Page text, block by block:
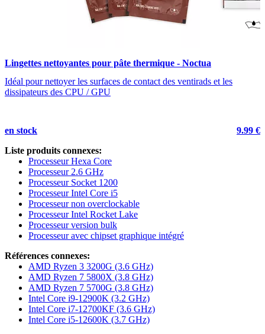
Lingettes nettoyantes pour pâte thermique - Noctua
Idéal pour nettoyer les surfaces de contact des ventirads et les
dissipateurs des CPU / GPU
en stock 9.99 €
Liste produits connexes:
Processeur Hexa Core
Processeur 2.6 GHz
Processeur Socket 1200
Processeur Intel Core i5
Processeur non overclockable
Processeur Intel Rocket Lake
Processeur version bulk
Processeur avec chipset graphique intégré
Références connexes:
AMD Ryzen 3 3200G (3.6 GHz)
AMD Ryzen 7 5800X (3.8 GHz)
AMD Ryzen 7 5700G (3.8 GHz)
Intel Core i9-12900K (3.2 GHz)
Intel Core i7-12700KF (3.6 GHz)
Intel Core i5-12600K (3.7 GHz)